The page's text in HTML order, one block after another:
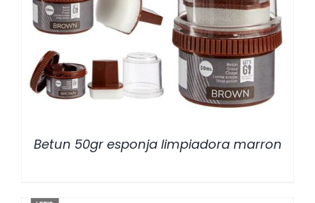
/ DETALLES
Betun 50gr esponja limpiadora marron